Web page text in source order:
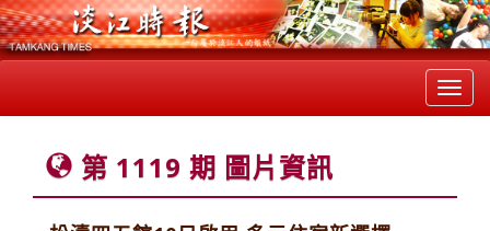
第 1119 期 圖片資訊